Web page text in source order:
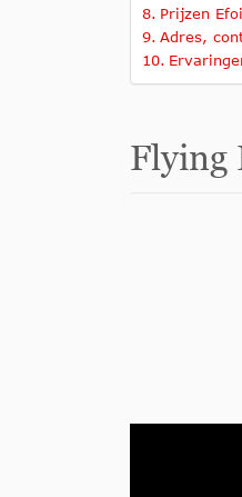
Prijzen
Adres,
Flying